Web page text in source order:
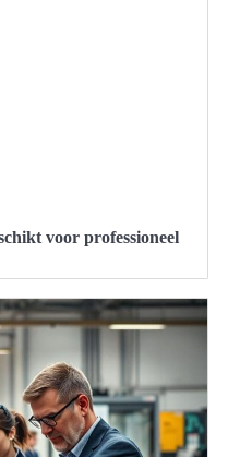
voor professioneel